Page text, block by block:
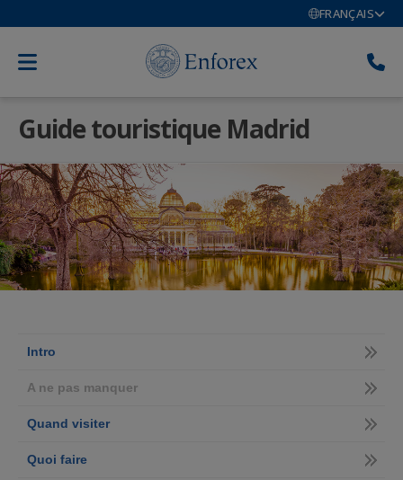
FRANÇAIS
Guide touristique Madrid
Intro
A ne pas manquer
Quand visiter
Quoi faire